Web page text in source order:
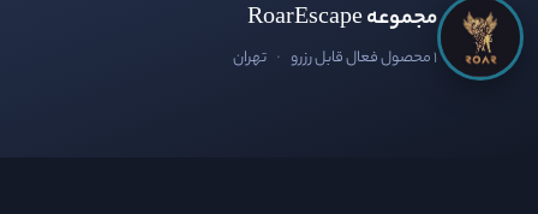
مجموعه RoarEscape
1 محصول فعال قابل رزرو · تهران